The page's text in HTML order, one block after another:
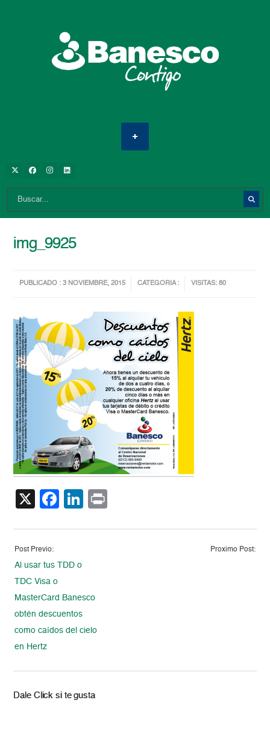
img_9925
PUBLICADO : 3 NOVIEMBRE, 2015 CATEGORIA : VISITAS: 80
X Facebook
LinkedIn
Post Previo:
Al usar tus TDD o
TDC Visa o
MasterCard Banesco
obtén descuentos
como caídos del cielo
en Hertz
Proximo Post:
Dale Click si te gusta